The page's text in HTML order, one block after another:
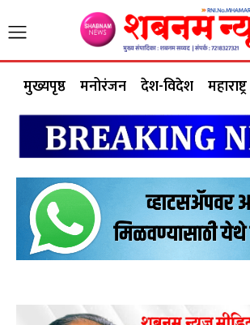
मुख्यपृष्ठ मनोरंजन देश-विदेश महाराष्ट्र